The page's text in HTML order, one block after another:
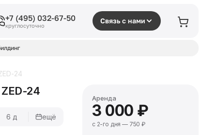
+7 (495) 032-67-50
круглосуточно
Связь с нами
24
24
6 д ещё
Аренда
3 000 ₽
с 2-го дня — 750 ₽